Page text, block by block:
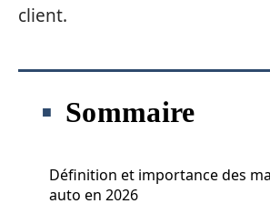
client.
Sommaire
Définition et importance des
auto en 2026